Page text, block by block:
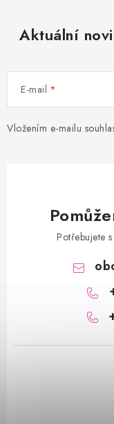
Aktuální
E-mail
Vložením e-mailu
Potřebujete